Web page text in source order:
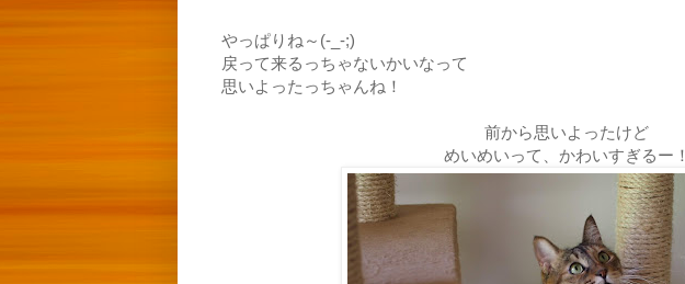
やっぱりね～(-_-;)
戻って来るっちゃないかいなって
思いよったっちゃんね！
前から思いよったけど
めいめいって、かわいすぎるー！